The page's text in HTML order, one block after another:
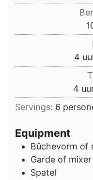
4 uur
4 uur
Servings: 6
Equipment
Bûchevorm of
Garde of mixer
Spatel